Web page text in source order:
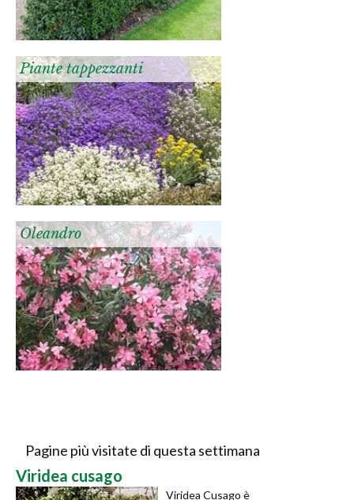
Piante tappezzanti
Oleandro
Pagine più visitate di questa settimana
Viridea cusago
Viridea Cusago è